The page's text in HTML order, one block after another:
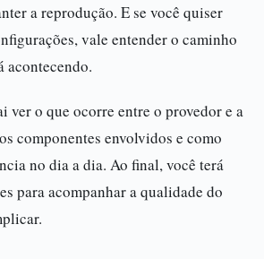
a reprodução. E se você quiser
vale entender o caminho
acontecendo.
ver o que ocorre entre o provedor e a
componentes envolvidos e como
no dia a dia. Ao final, você terá
para acompanhar a qualidade do